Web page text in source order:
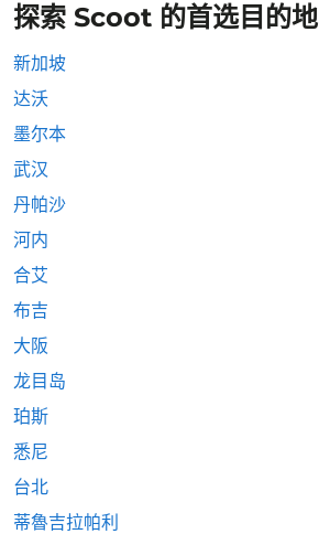
探索 Scoot 的首选目的地
新加坡
达沃
墨尔本
武汉
丹帕沙
河内
合艾
布吉
大阪
龙目岛
珀斯
悉尼
台北
蒂魯吉拉帕利